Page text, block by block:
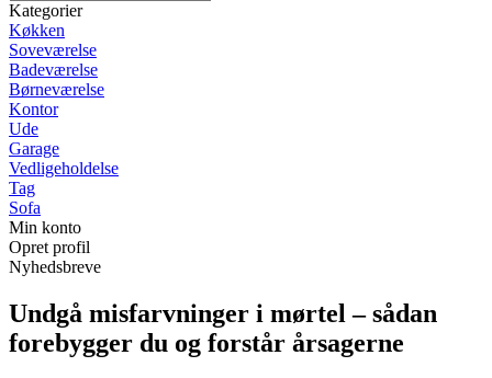
Kategorier
Køkken
Soveværelse
Badeværelse
Børneværelse
Kontor
Ude
Garage
Vedligeholdelse
Tag
Sofa
Min konto
Opret profil
Nyhedsbreve
Undgå misfarvninger i mørtel – sådan
forebygger du og forstår årsagerne